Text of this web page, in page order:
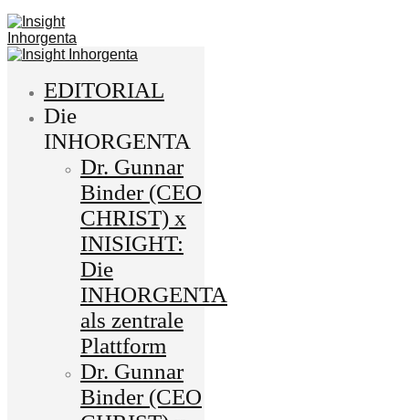
EDITORIAL
Die
INHORGENTA
Dr. Gunnar
Binder (CEO
CHRIST) x
INISIGHT:
Die
INHORGENTA
als zentrale
Plattform
Dr. Gunnar
Binder (CEO